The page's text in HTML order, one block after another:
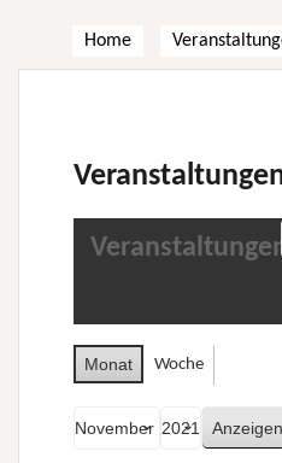
Home
Monat Woche